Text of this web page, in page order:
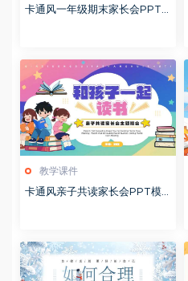
卡通风一年级期末家长会PPT
教学课件
卡通风亲子共读家长会PPT模